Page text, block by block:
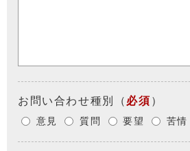
お問い合わせ種別 （ 必須 ）
意見 質問 要望 苦情